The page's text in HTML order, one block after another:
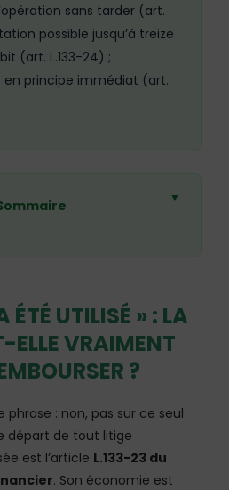
sans tarder (art.
possible jusqu’à treize
(art. L.133-24) ;
principe immédiat (art.
▼
ÉTÉ UTILISÉ » : LA
ELLE VRAIMENT
?
phrase : non, pas sur ce seul
départ de tout litige
est l’article L.133-23 du
. Son économie est